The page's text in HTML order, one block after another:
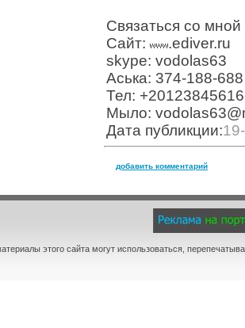
Связаться со
Сайт:
.ediver.ru
skype: vodolas63
Аська: 374-188-688
Тел:
Мыло:
Дата публикции:
добавить комментарий
этого сайта могут использоваться,